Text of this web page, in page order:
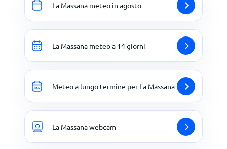
La Massana meteo in agosto
La Massana meteo a 14 giorni
Meteo a lungo termine per La Massana
La Massana webcam